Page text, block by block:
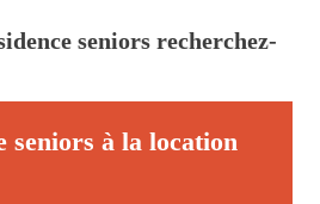
seniors recherchez-
seniors à la location